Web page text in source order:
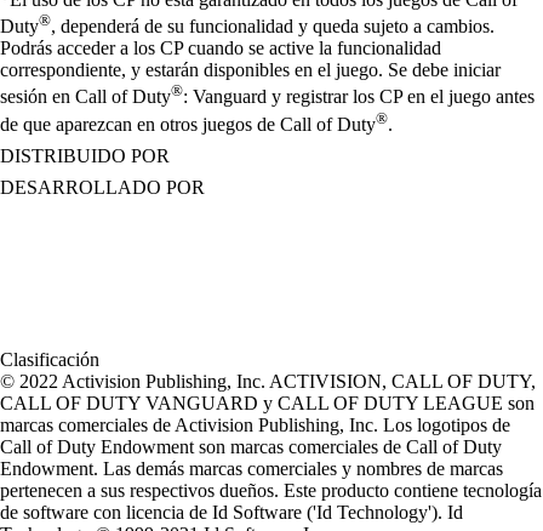
Duty®, dependerá de su funcionalidad y queda sujeto a cambios.
Podrás acceder a los CP cuando se active la funcionalidad
correspondiente, y estarán disponibles en el juego. Se debe iniciar
sesión en Call of Duty®: Vanguard y registrar los CP en el juego antes
de que aparezcan en otros juegos de Call of Duty®.
DISTRIBUIDO POR
DESARROLLADO POR
Clasificación
© 2022 Activision Publishing, Inc. ACTIVISION, CALL OF DUTY,
CALL OF DUTY VANGUARD y CALL OF DUTY LEAGUE son
marcas comerciales de Activision Publishing, Inc. Los logotipos de
Call of Duty Endowment son marcas comerciales de Call of Duty
Endowment. Las demás marcas comerciales y nombres de marcas
pertenecen a sus respectivos dueños. Este producto contiene tecnología
de software con licencia de Id Software ('Id Technology'). Id